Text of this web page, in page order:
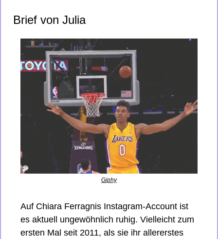
Brief von Julia
Giphy
Auf Chiara Ferragnis Instagram-Account ist
es aktuell ungewöhnlich ruhig. Vielleicht zum
ersten Mal seit 2011, als sie ihr allererstes